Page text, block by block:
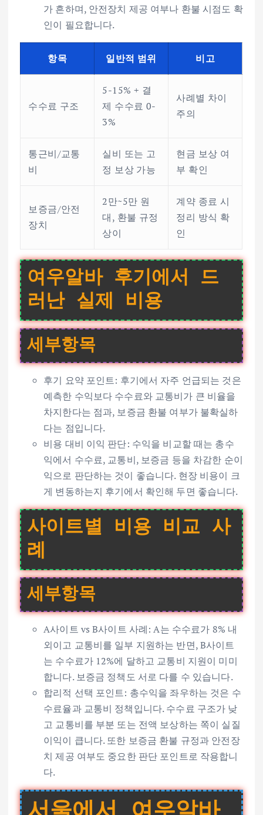
가 흔하며, 안전장치 제공 여부나 환불 시점도 확
인이 필요합니다.
항목 일반적 범위 비고
수수료 구조
5-15% + 결
제 수수료 0-
3%
사례별 차이
주의
통근비/교통
비
실비 또는 고
정 보상 가능
현금 보상 여
부 확인
보증금/안전
장치
2만~5만 원
대, 환불 규정
상이
계약 종료 시
정리 방식 확
인
여우알바 후기에서 드
러난 실제 비용
세부항목
후기 요약 포인트: 후기에서 자주 언급되는 것은
예측한 수익보다 수수료와 교통비가 큰 비율을
차지한다는 점과, 보증금 환불 여부가 불확실하
다는 점입니다.
비용 대비 이익 판단: 수익을 비교할 때는 총수
익에서 수수료, 교통비, 보증금 등을 차감한 순이
익으로 판단하는 것이 좋습니다. 현장 비용이 크
게 변동하는지 후기에서 확인해 두면 좋습니다.
사이트별 비용 비교 사
례
세부항목
A사이트 vs B사이트 사례: A는 수수료가 8% 내
외이고 교통비를 일부 지원하는 반면, B사이트
는 수수료가 12%에 달하고 교통비 지원이 미미
합니다. 보증금 정책도 서로 다를 수 있습니다.
합리적 선택 포인트: 총수익을 좌우하는 것은 수
수료율과 교통비 정책입니다. 수수료 구조가 낮
고 교통비를 부분 또는 전액 보상하는 쪽이 실질
이익이 큽니다. 또한 보증금 환불 규정과 안전장
치 제공 여부도 중요한 판단 포인트로 작용합니
다.